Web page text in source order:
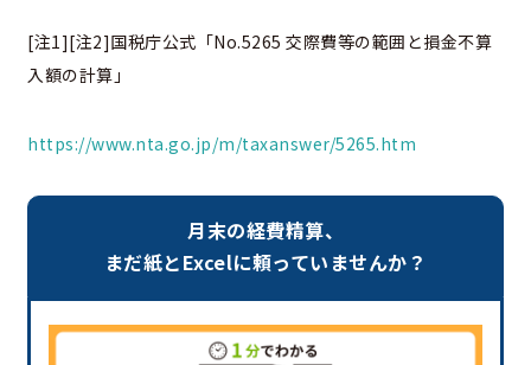
[注1][注2]国税庁公式「No.5265 交際費等の範囲と損金不算
入額の計算」
https://www.nta.go.jp/m/taxanswer/5265.htm
月末の経費精算、
まだ紙とExcelに頼っていませんか？